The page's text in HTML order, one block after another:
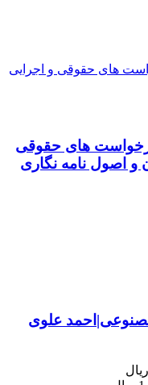
های حقوقی
و اصول نامه نگاری
علوی
قیمت اصلی: 1,600,000 ریال